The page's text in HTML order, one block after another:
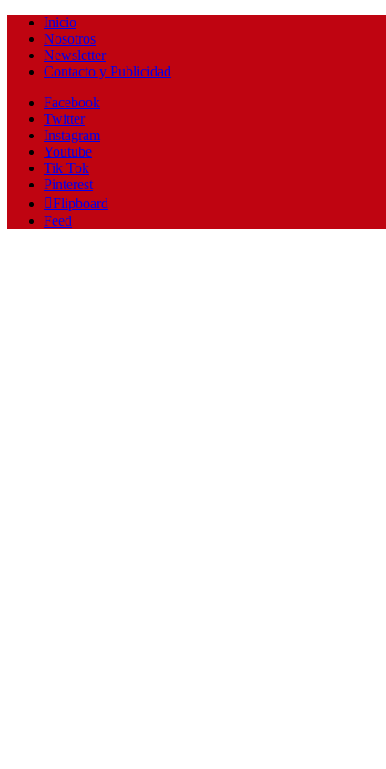
Inicio
Nosotros
Newsletter
Contacto y Publicidad
Facebook
Twitter
Instagram
Youtube
Tik Tok
Pinterest
Flipboard
Feed